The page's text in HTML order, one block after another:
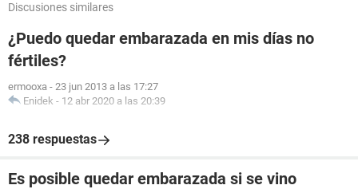
Discusiones similares
¿Puedo quedar embarazada en mis días no
fértiles?
ermooxa - 23 jun 2013 a las 17:27
Enidek - 12 abr 2020 a las 20:39
238 respuestas
Es posible quedar embarazada si se vino